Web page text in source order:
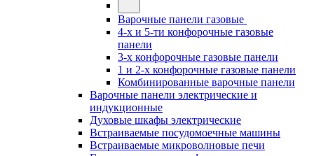
Варочные панели газовые
4-х и 5-ти конфорочные газовые
панели
3-х конфорочные газовые панели
1 и 2-х конфорочные газовые панели
Комбинированные варочные панели
Варочные панели электрические и
индукционные
Духовые шкафы электрические
Встраиваемые посудомоечные машины
Встраиваемые микроволновые печи